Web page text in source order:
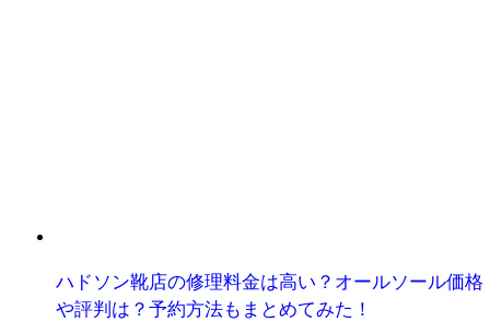
ハドソン靴店の修理料金は高い？オールソール価格
や評判は？予約方法もまとめてみた！